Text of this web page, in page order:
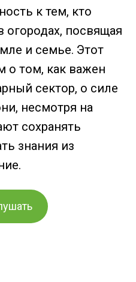
к тем, кто
огородах, посвящая
и семье. Этот
о том, как важен
сектор, о силе
несмотря на
сохранять
знания из